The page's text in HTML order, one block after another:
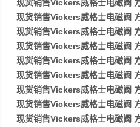
现货销售Vickers威格士电磁阀
现货销售Vickers威格士电磁阀
现货销售Vickers威格士电磁阀
现货销售Vickers威格士电磁阀
现货销售Vickers威格士电磁阀
现货销售Vickers威格士电磁阀
现货销售Vickers威格士电磁阀
现货销售Vickers威格士电磁阀
现货销售Vickers威格士电磁阀